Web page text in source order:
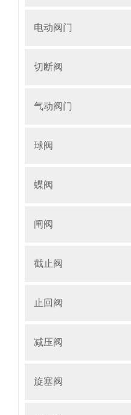
电动阀门
切断阀
气动阀门
球阀
蝶阀
闸阀
截止阀
止回阀
减压阀
旋塞阀